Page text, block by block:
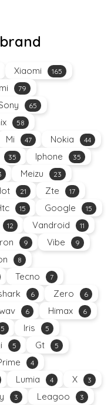
Xiaomi 165
79
65
58
Mi 47 Nokia 44
35 Iphone 35
Meizu 23
21 Zte 17
15 Google 15
12 Vandroid 11
9 Vibe 9
8
Tecno 7
6 Zero 6
6 Himax 6
5 Iris 5
5 Gt 5
4
Lumia 4 X 3
3 Leagoo 3